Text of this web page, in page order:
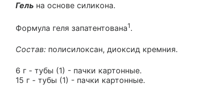
Гель на основе силикона.
Формула геля запатентована1.
Состав: полисилоксан, диоксид кремния.
6 г - тубы (1) - пачки картонные.
15 г - тубы (1) - пачки картонные.